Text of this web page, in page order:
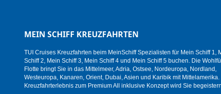
MEIN SCHIFF KREUZFAHRTEN
TUI Cruises Kreuzfahrten beim MeinSchiff Spezialisten für Mein Schiff 1,
Schiff 2, Mein Schiff 3, Mein Schiff 4 und Mein Schiff 5 buchen. Die
Flotte bringt Sie in das Mittelmeer, Adria, Ostsee, Nordeuropa, Nordland,
Westeuropa, Kanaren, Orient, Dubai, Asien und Karibik mit Mittelamerika.
Kreuzfahrterlebnis zum Premium All inklusive Konzept wird Sie